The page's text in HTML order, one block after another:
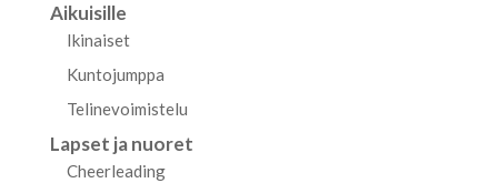
Aikuisille
Ikinaiset
Kuntojumppa
Telinevoimistelu
Lapset ja nuoret
Cheerleading